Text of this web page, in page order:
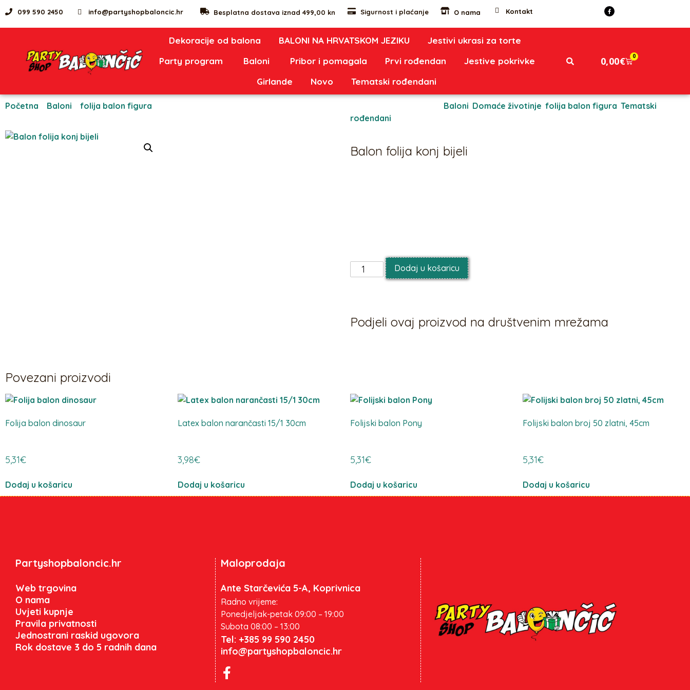
099 590 2450 info@partyshopbaloncic.hr Besplatna dostava iznad 499,00 kn Sigurnost i plaćanje O nama Kontakt
Dekoracije od balona BALONI NA HRVATSKOM JEZIKU
Jestivi ukrasi za torte
Party program
Baloni Pribor i pomagala Prvi rođendan
Jestive pokrivke
Girlande
Novo Tematski rođendani
0,00€ 0
Početna Baloni folija balon figura Baloni Domaće životinje folija balon figura Tematski
rođendani
Balon folija konj bijeli
Dodaj u košaricu
Podjeli ovaj proizvod na društvenim mrežama
Povezani proizvodi
Folija balon dinosaur
5,31€
Dodaj u košaricu
Latex balon narančasti 15/1 30cm
3,98€
Dodaj u košaricu
Folijski balon Pony
5,31€
Dodaj u košaricu
Folijski balon broj 50 zlatni, 45cm
5,31€
Dodaj u košaricu
Partyshopbaloncic.hr
Web trgovina
O nama
Uvjeti kupnje
Pravila privatnosti
Jednostrani raskid ugovora
Rok dostave 3 do 5 radnih dana
Maloprodaja
Ante Starčevića 5-A, Koprivnica
Radno vrijeme:
Ponedjeljak-petak 09:00 – 19:00
Subota 08:00 – 13:00
Tel: +385 99 590 2450
info@partyshopbaloncic.hr